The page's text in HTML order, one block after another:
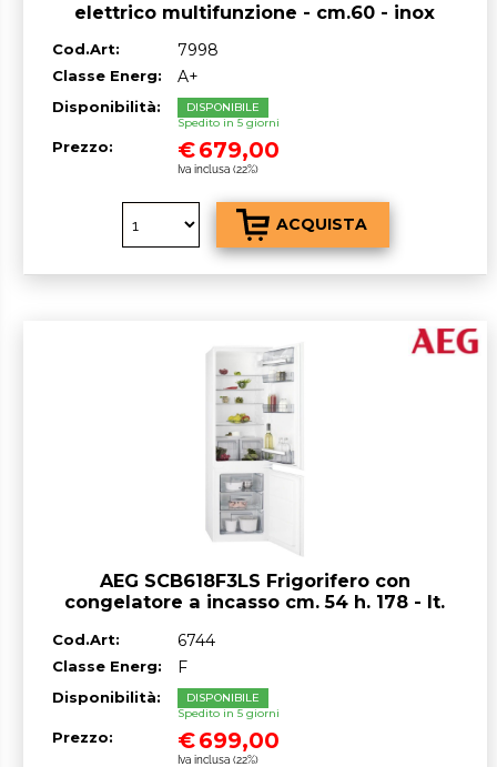
elettrico multifunzione - cm.60 - inox
Cod.Art: 7998
Classe Energ: A+
Disponibilità:
DISPONIBILE
Spedito in 5 giorni
Prezzo: €679,00
Iva inclusa (22%)
AEG SCB618F3LS Frigorifero con
congelatore a incasso cm. 54 h. 178 - lt.
Cod.Art: 6744
Classe Energ: F
Disponibilità:
DISPONIBILE
Spedito in 5 giorni
Prezzo: €699,00
Iva inclusa (22%)